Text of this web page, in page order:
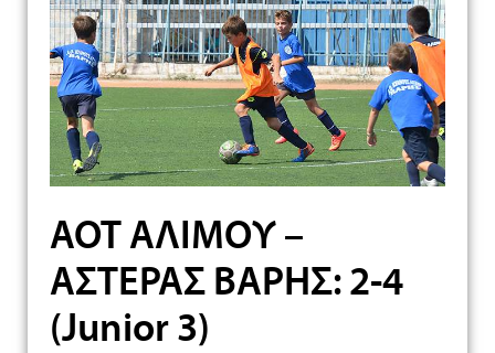
ΑΟΤ ΑΛΙΜΟΥ –
ΑΣΤΕΡΑΣ ΒΑΡΗΣ: 2-4
(Junior 3)